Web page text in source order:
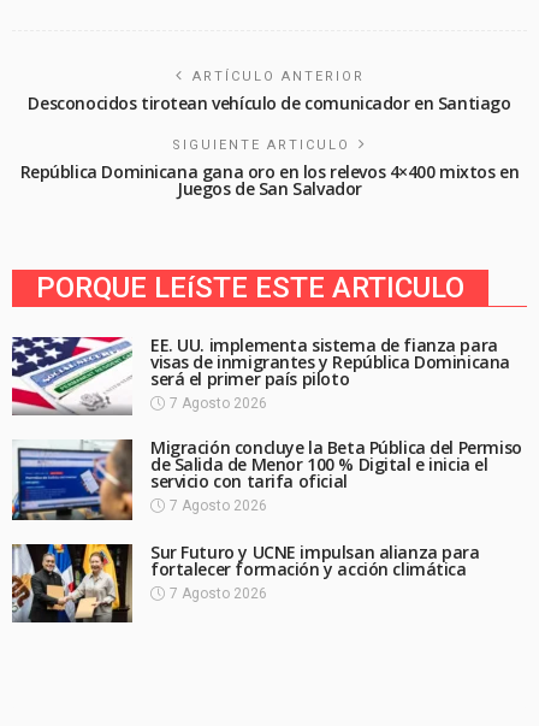
ARTÍCULO ANTERIOR
Desconocidos tirotean vehículo de comunicador en Santiago
SIGUIENTE ARTICULO
República Dominicana gana oro en los relevos 4×400 mixtos en
Juegos de San Salvador
PORQUE LEíSTE ESTE ARTICULO
EE. UU. implementa sistema de fianza para
visas de inmigrantes y República Dominicana
será el primer país piloto
7 Agosto 2026
Migración concluye la Beta Pública del Permiso
de Salida de Menor 100 % Digital e inicia el
servicio con tarifa oficial
7 Agosto 2026
Sur Futuro y UCNE impulsan alianza para
fortalecer formación y acción climática
7 Agosto 2026